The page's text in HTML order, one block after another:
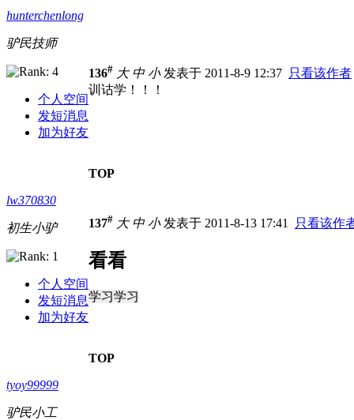
hunterchenlong
驴民技师
个人空间
发短消息
加为好友
136# 大 中 小发表于 2011-8-9 12:37 只看该作者
训诂学！！！
TOP
lw370830
初生小驴
个人空间
发短消息
加为好友
137# 大 中 小发表于 2011-8-13 17:41 只看该作
看看
学习学习
TOP
tyoy99999
驴民小工